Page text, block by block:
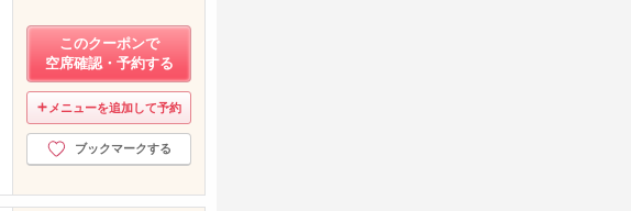
このクーポンで
空席確認・予約する
メニューを追加して予約
ブックマークする